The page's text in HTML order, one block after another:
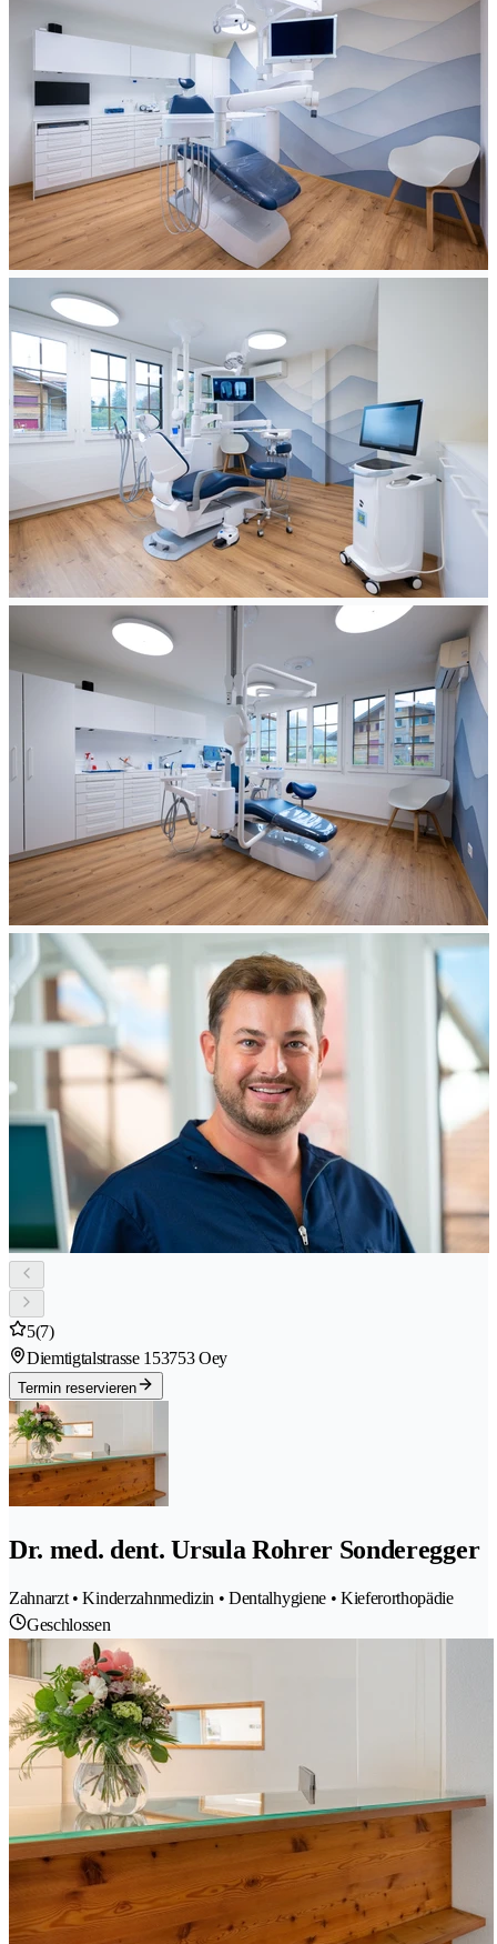
5(7)
Diemtigtalstrasse 153753 Oey
Termin reservieren
Dr. med. dent. Ursula Rohrer Sonderegger
Zahnarzt • Kinderzahnmedizin • Dentalhygiene • Kieferorthopädie
Geschlossen